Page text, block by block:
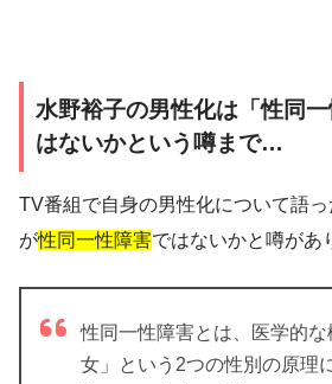
水野裕子の男性化は「性同
はないかという噂まで…
TV番組で自身の男性化について語
が性同一性障害ではないかと噂があ
性同一性障害とは、医学的な
女」という2つの性別の原理